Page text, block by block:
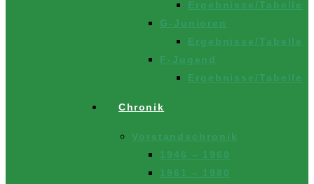
Ergebnisse/Tabelle
G-Junioren
Ergebnisse/Tabelle
F-Jugend
Ergebnisse/Tabelle
Chronik
Vorstandschronik
1946 – 1960
1961 – 1980